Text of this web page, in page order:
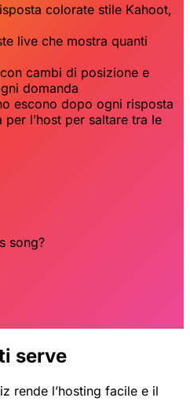
colorate stile Kahoot,
live che mostra quanti
cambi di posizione e
domanda
escono dopo ogni risposta
l’host per saltare tra le
song?
serve
rende l’hosting facile e il